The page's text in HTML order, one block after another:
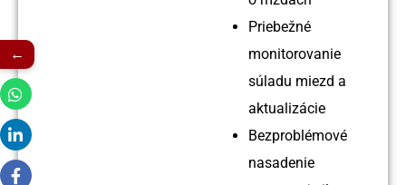
Priebežné
monitorovanie
súladu miezd a
aktualizácie
Bezproblémové
nasadenie
←